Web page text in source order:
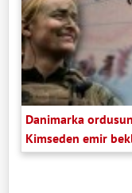
Danimarka
Kimseden emir